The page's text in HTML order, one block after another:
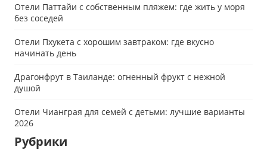
Отели Паттайи с собственным пляжем: где жить у моря
без соседей
Отели Пхукета с хорошим завтраком: где вкусно
начинать день
Драгонфрут в Таиланде: огненный фрукт с нежной
душой
Отели Чианграя для семей с детьми: лучшие варианты
2026
Рубрики